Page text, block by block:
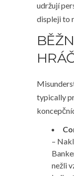
udržují
displeji to
typically
–
nežli